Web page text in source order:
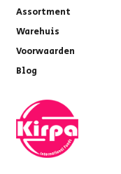
Assortment
Warehuis
Voorwaarden
Blog